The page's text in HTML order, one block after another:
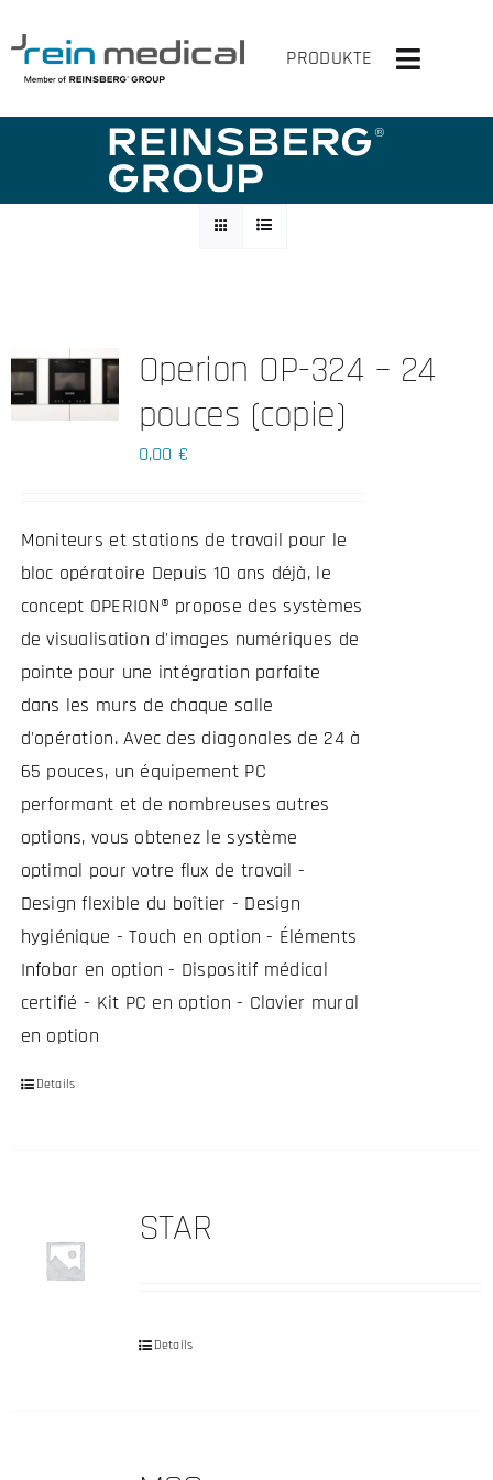
to
content
PRODUKTE
Toggle
HOME
SOLUTIONS
ENTREPRISE
Operion OP-324 – 24
pouces (copie)
0,00 €
Moniteurs et stations de travail pour le
bloc opératoire Depuis 10 ans déjà, le
concept OPERION® propose des systèmes
de visualisation d'images numériques de
pointe pour une intégration parfaite
dans les murs de chaque salle
d'opération. Avec des diagonales de 24 à
65 pouces, un équipement PC
performant et de nombreuses autres
options, vous obtenez le système
optimal pour votre flux de travail -
Design flexible du boîtier - Design
hygiénique - Touch en option - Éléments
Infobar en option - Dispositif médical
certifié - Kit PC en option - Clavier mural
en option
Ce
Les
options
Details
STAR
Details